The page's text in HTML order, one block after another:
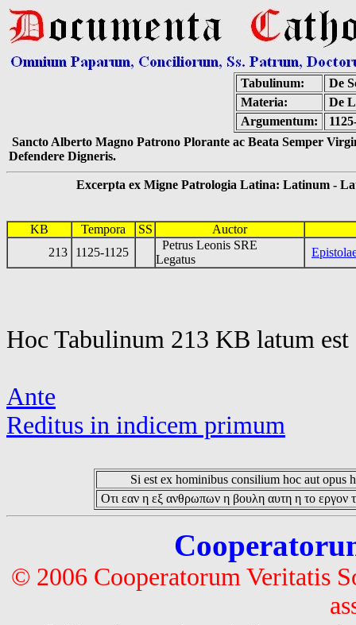
Tabulinum:
De
Materia:
De
Argumentum:
Sancto Alberto Magno Patrono Plorante ac Beata Semper
Defendere Digneris.
Excerpta ex Migne Patrologia Latina: Latinum -
KB Tempora SS
Auctor
213
1125-1125
Petrus Leonis SRE
Legatus
Hoc Tabulinum 213 KB latum
Ante
Reditus in indicem primum
Si est ex hominibus consilium hoc aut opus
Οτι εαν η εξ ανθρωπων η βουλη αυτη η το εργον
© 2006 Cooperatorum Veritatis